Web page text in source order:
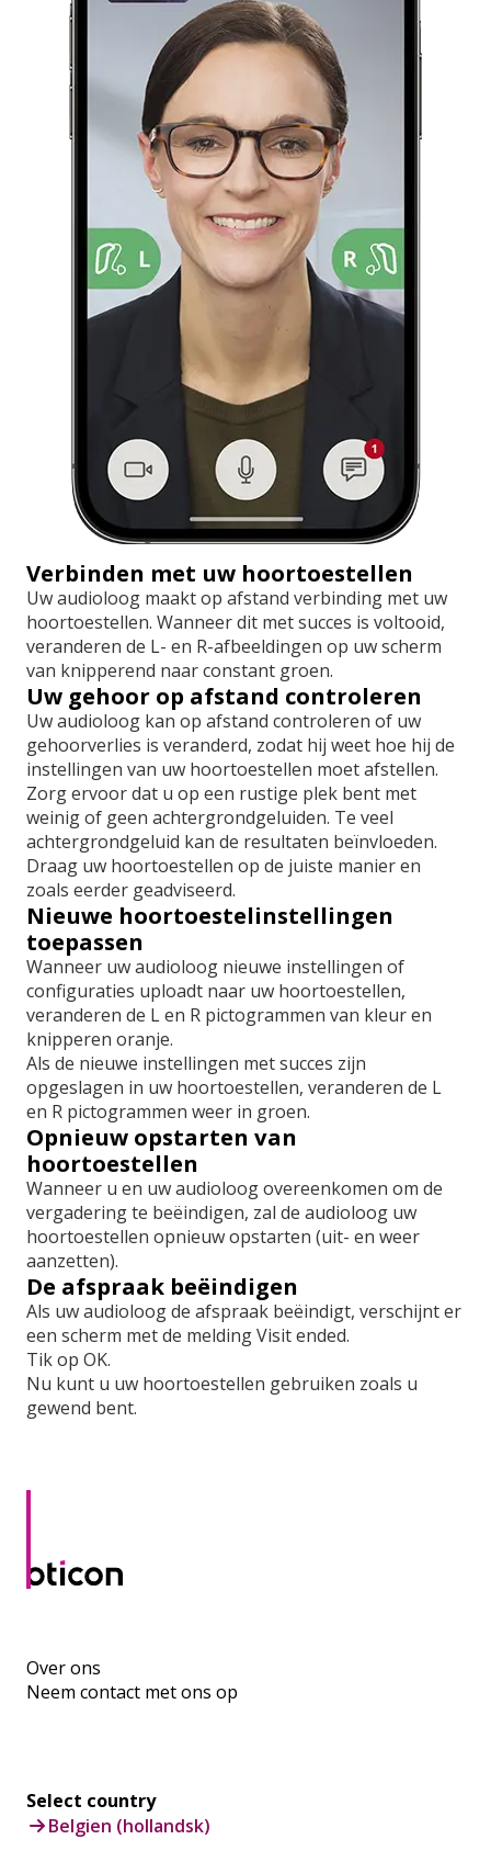
Verbinden met uw hoortoestellen
Uw audioloog maakt op afstand verbinding met uw
hoortoestellen. Wanneer dit met succes is voltooid,
veranderen de L- en R-afbeeldingen op uw scherm
van knipperend naar constant groen.
Uw gehoor op afstand controleren
Uw audioloog kan op afstand controleren of uw
gehoorverlies is veranderd, zodat hij weet hoe hij de
instellingen van uw hoortoestellen moet afstellen.
Zorg ervoor dat u op een rustige plek bent met
weinig of geen achtergrondgeluiden. Te veel
achtergrondgeluid kan de resultaten beïnvloeden.
Draag uw hoortoestellen op de juiste manier en
zoals eerder geadviseerd.
Nieuwe hoortoestelinstellingen
toepassen
Wanneer uw audioloog nieuwe instellingen of
configuraties uploadt naar uw hoortoestellen,
veranderen de L en R pictogrammen van kleur en
knipperen oranje.
Als de nieuwe instellingen met succes zijn
opgeslagen in uw hoortoestellen, veranderen de L
en R pictogrammen weer in groen.
Opnieuw opstarten van
hoortoestellen
Wanneer u en uw audioloog overeenkomen om de
vergadering te beëindigen, zal de audioloog uw
hoortoestellen opnieuw opstarten (uit- en weer
aanzetten).
De afspraak beëindigen
Als uw audioloog de afspraak beëindigt, verschijnt er
een scherm met de melding Visit ended.
Tik op OK.
Nu kunt u uw hoortoestellen gebruiken zoals u
gewend bent.
Over ons
Neem contact met ons op
Select country
Belgien (hollandsk)